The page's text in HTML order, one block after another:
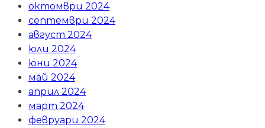
октомври 2024
септември 2024
август 2024
юли 2024
юни 2024
май 2024
април 2024
март 2024
февруари 2024